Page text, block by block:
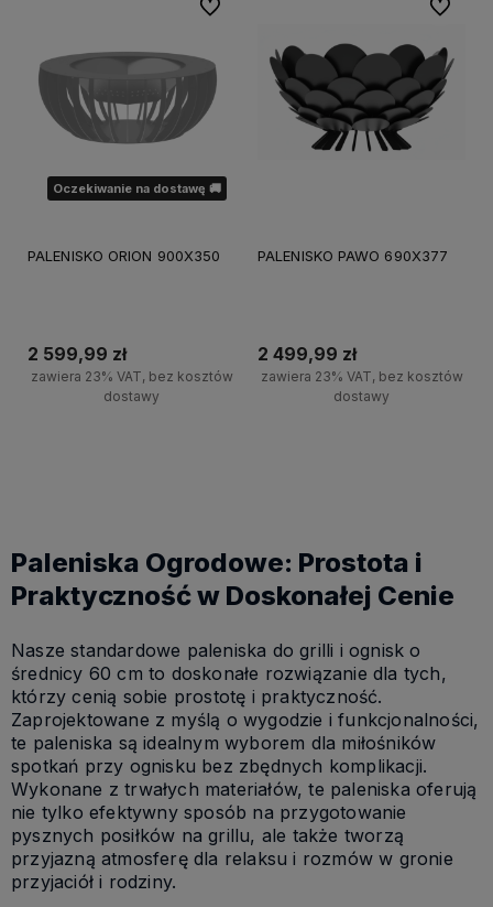
Oczekiwanie na dostawę 🚚
PALENISKO ORION 900X350
2 599,99 zł
zawiera 23% VAT, bez kosztów
dostawy
Do ulubionych
PALENISKO PAWO 690X377
2 499,99 zł
zawiera 23% VAT, bez kosztów
dostawy
Do
Paleniska Ogrodowe: Prostota i
Praktyczność w Doskonałej Cenie
Nasze standardowe paleniska do grilli i ognisk o
średnicy 60 cm to doskonałe rozwiązanie dla tych,
którzy cenią sobie prostotę i praktyczność.
Zaprojektowane z myślą o wygodzie i funkcjonalności,
te paleniska są idealnym wyborem dla miłośników
spotkań przy ognisku bez zbędnych komplikacji.
Wykonane z trwałych materiałów, te paleniska oferują
nie tylko efektywny sposób na przygotowanie
pysznych posiłków na grillu, ale także tworzą
przyjazną atmosferę dla relaksu i rozmów w gronie
przyjaciół i rodziny.